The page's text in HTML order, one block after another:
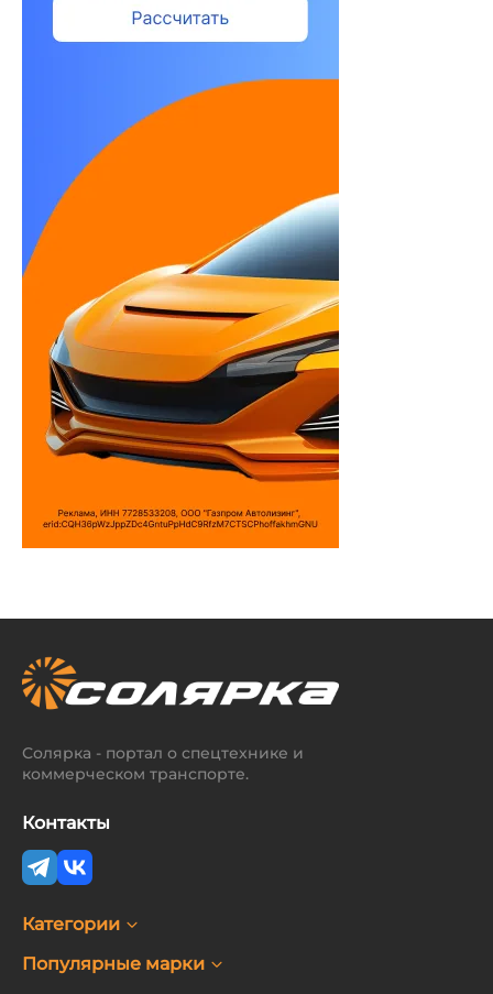
Солярка - портал о спецтехнике и
коммерческом транспорте.
Контакты
Категории
Популярные марки